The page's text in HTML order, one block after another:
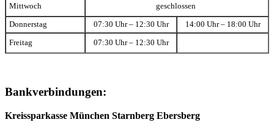
Mittwoch geschlossen
Donnerstag 07:30 Uhr – 12:30 Uhr 14:00 Uhr – 18:00 Uhr
Freitag 07:30 Uhr – 12:30 Uhr
Bankverbindungen:
Kreissparkasse München Starnberg Ebersberg